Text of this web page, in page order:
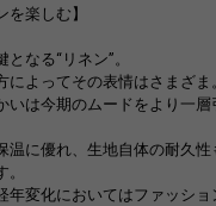
を楽しむ】
なる“リネン”。
によってその表情はさまざま
いは今期のムードをより一層
温に優れ、生地自体の耐久
年変化においてはファッシ